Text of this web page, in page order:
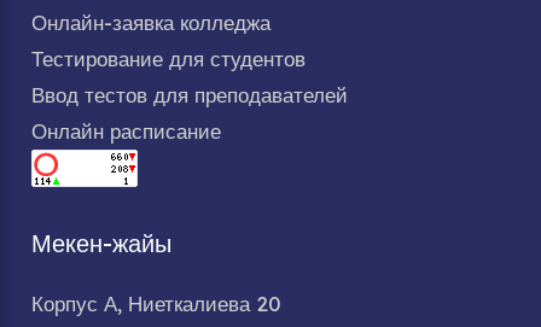
Онлайн-заявка колледжа
Тестирование для студентов
Ввод тестов для преподавателей
Онлайн расписание
Мекен-жайы
Корпус А, Ниеткалиева 20